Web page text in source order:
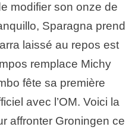
modifier son onze de
Sparagna prend
laissé au repos est
remplace Michy
fête sa première
avec l’OM. Voici la
affronter Groningen ce